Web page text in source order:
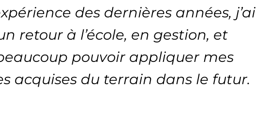
des dernières années, j’ai
retour à l’école, en gestion, et
pouvoir appliquer mes
acquises du terrain dans le futur.